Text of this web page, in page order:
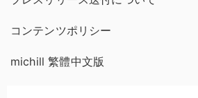
コンテンツポリシー
michill 繁體中文版